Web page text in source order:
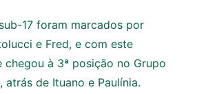
17 foram marcados por
e Fred, e com este
chegou à 3ª posição no Grupo
de Ituano e Paulínia.